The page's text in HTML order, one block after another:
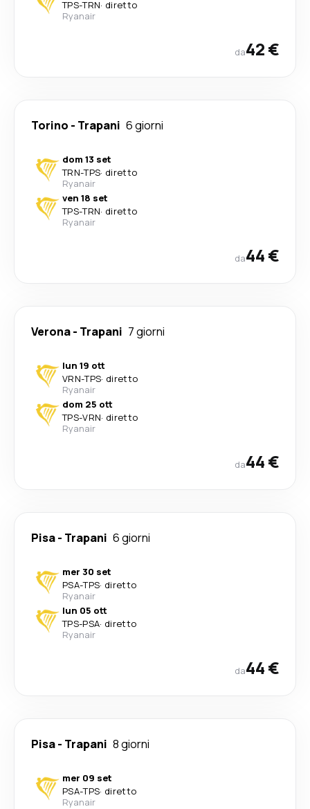
TPS-TRN· diretto
Ryanair
da42 €
Torino - Trapani 6 giorni
dom 13 set
TRN-TPS· diretto
Ryanair
ven 18 set
TPS-TRN· diretto
Ryanair
da44 €
Verona- Trapani 7 giorni
lun 19 ott
VRN-TPS· diretto
Ryanair
dom 25 ott
TPS-VRN· diretto
Ryanair
da44 €
Pisa- Trapani 6 giorni
mer 30 set
PSA-TPS· diretto
Ryanair
lun 05 ott
TPS-PSA· diretto
Ryanair
da44 €
Pisa- Trapani 8 giorni
mer 09 set
PSA-TPS· diretto
Ryanair